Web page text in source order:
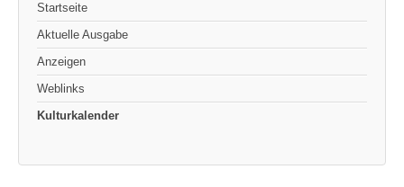
Startseite
Aktuelle Ausgabe
Anzeigen
Weblinks
Kulturkalender